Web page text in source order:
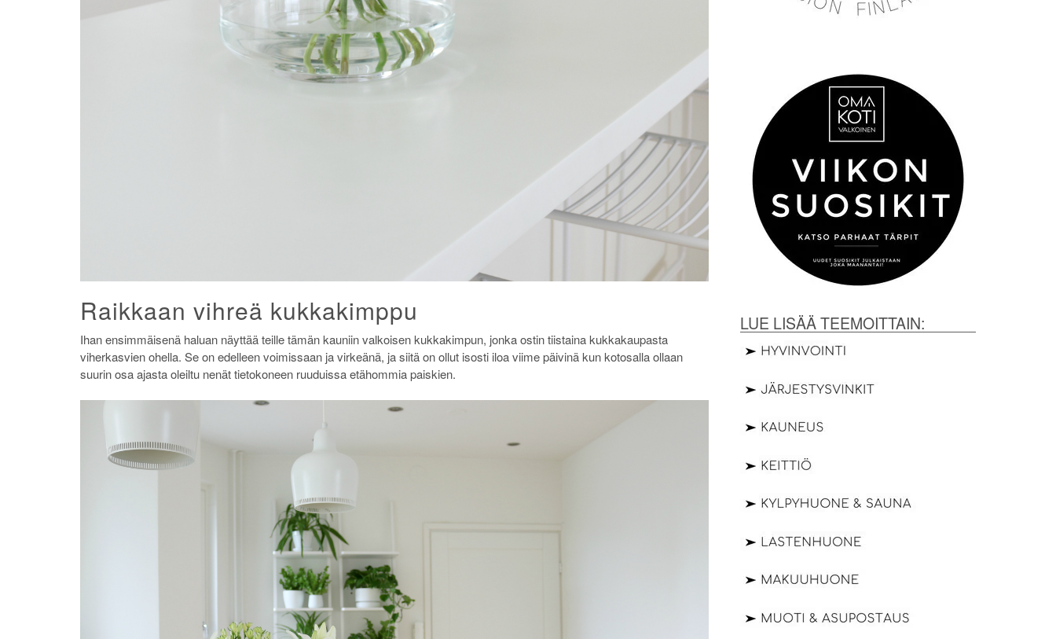
LUE LISÄÄ TEEMOITTAIN:
Raikkaan vihreä kukkakimppu
Ihan ensimmäisenä haluan näyttää teille tämän kauniin valkoisen kukkakimpun, jonka ostin tiistaina kukkakaupasta
viherkasvien ohella. Se on edelleen voimissaan ja virkeänä, ja siitä on ollut isosti iloa viime päivinä kun kotosalla ollaan
suurin osa ajasta oleiltu nenät tietokoneen ruuduissa etähommia paiskien.